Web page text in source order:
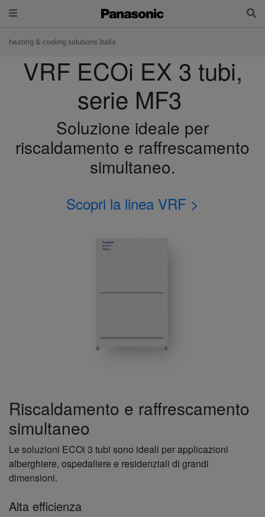
heating & cooling solutions Italia
VRF ECOi EX 3 tubi,
serie MF3
Soluzione ideale per
riscaldamento e raffrescamento
simultaneo.
Scopri la linea VRF >
Riscaldamento e raffrescamento
simultaneo
Le soluzioni ECOi 3 tubi sono ideali per applicazioni
alberghiere, ospedaliere e residenziali di grandi
dimensioni.
Alta efficienza